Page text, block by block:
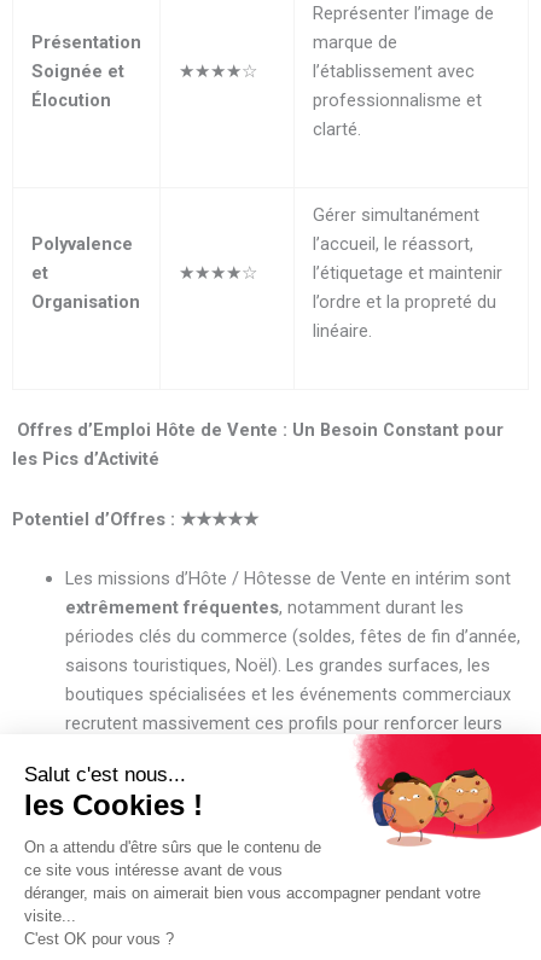
Présentation
Soignée et
Élocution
★★★★☆
Représenter l’image de
marque de
l’établissement avec
professionnalisme et
clarté.
Polyvalence
et
Organisation
★★★★☆
Gérer simultanément
l’accueil, le réassort,
l’étiquetage et maintenir
l’ordre et la propreté du
linéaire.
Offres d’Emploi Hôte de Vente : Un Besoin Constant pour
les Pics d’Activité
Potentiel d’Offres : ★★★★★
Les missions d’Hôte / Hôtesse de Vente en intérim sont
extrêmement fréquentes, notamment durant les
périodes clés du commerce (soldes, fêtes de fin d’année,
saisons touristiques, Noël). Les grandes surfaces, les
boutiques spécialisées et les événements commerciaux
recrutent massivement ces profils pour renforcer leurs
Témoignage :
« J’aime l’énergie du commerce. En intérim, j’ai pu travailler pour
des marques de prêt-à-porter haut de gamme et pour des
magasins de sport. C’est très valorisant d’aider les clients à
trouver exactement ce qu’ils cherchent et de participer à l’atteinte